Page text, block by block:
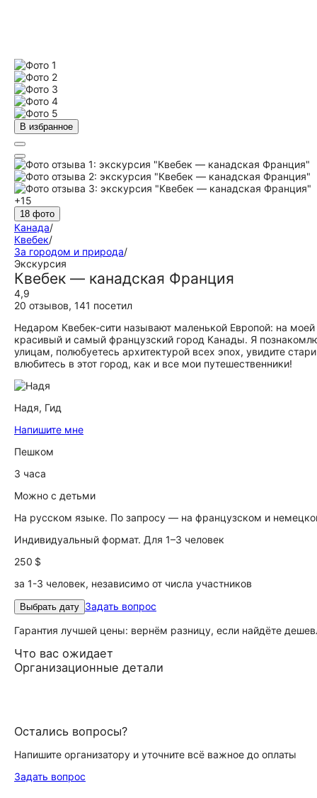
В избранное
+15
18 фото
Канада/
Квебек/
За городом и природа/
Экскурсия
Квебек — канадская Франция
4,9
20 отзывов, 141 посетил
Недаром Квебек-сити называют маленькой Европой: на
красивый и самый французский город Канады. Я
улицам, полюбуетесь архитектурой всех эпох, увидите
влюбитесь в этот город, как и все мои путешественники!
Надя, Гид
Напишите мне
Пешком
3 часа
Можно с детьми
На русском языке. По запросу — на французском и
Индивидуальный формат. Для 1–3 человек
250 $
за 1-3 человек, независимо от числа участников
Выбрать дату Задать вопрос
Гарантия лучшей цены: вернём разницу, если найдёте
Что вас ожидает
Организационные детали
Остались вопросы?
Напишите организатору и уточните всё важное до оплаты
Задать вопрос